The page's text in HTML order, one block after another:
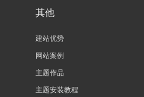
其他
建站优势
网站案例
主题作品
主题安装教程